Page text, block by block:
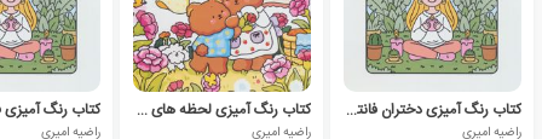
کتاب رنگ آمیزی دختران فانتزی (کد 1638)
راضیه امیری
کتاب رنگ آمیزی لحظه های مادرانه (کد 1648)
راضیه امیری راضیه امیری